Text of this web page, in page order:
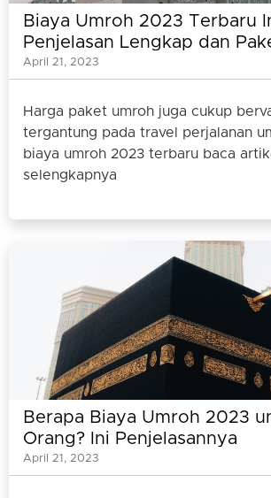
Biaya Umroh 2023 Terbaru
Penjelasan Lengkap dan
Umrohnya
April 21, 2023
Harga paket umroh juga cukup
tergantung pada travel perjalanan
biaya umroh 2023 terbaru baca
selengkapnya
Berapa Biaya Umroh 2023
Orang? Ini Penjelasannya
April 21, 2023